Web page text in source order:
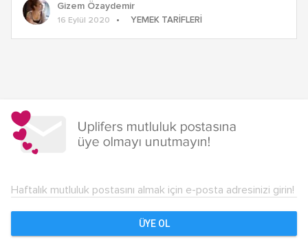
Gizem Özaydemir
16 Eylül 2020 YEMEK TARIFLERI
dolaşımı
Haftalık mutluluk postasını almak için e-posta adresinizi girin!
ÜYE OL